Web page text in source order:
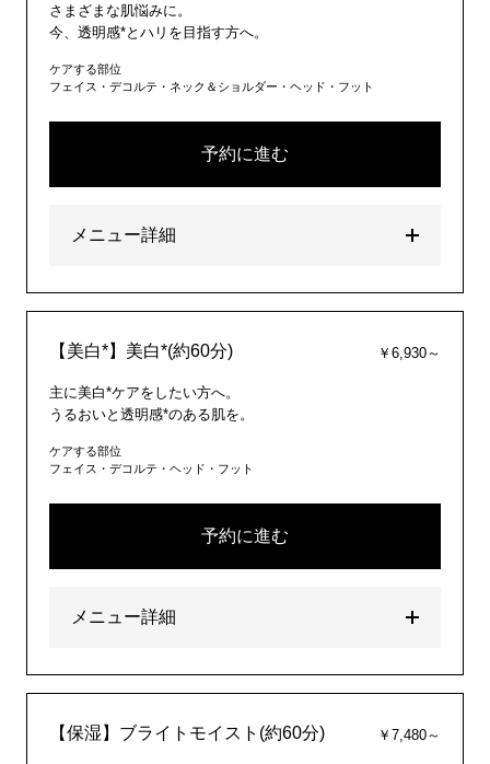
さまざまな肌悩みに。
今、透明感*とハリを目指す方へ。
ケアする部位
フェイス・デコルテ・ネック＆ショルダー・ヘッド・フット
予約に進む
メニュー詳細
【美白*】美白*(約60分) ￥6,930～
主に美白*ケアをしたい方へ。
うるおいと透明感*のある肌を。
ケアする部位
フェイス・デコルテ・ヘッド・フット
予約に進む
メニュー詳細
【保湿】ブライトモイスト(約60分) ￥7,480～